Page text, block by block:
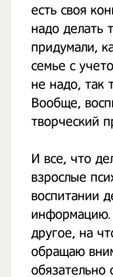
есть своя
надо делать
придумали,
семье с
не надо, так
Вообще,
творческий
И все, что
взрослые
воспитании
информацию.
другое, на
обращаю